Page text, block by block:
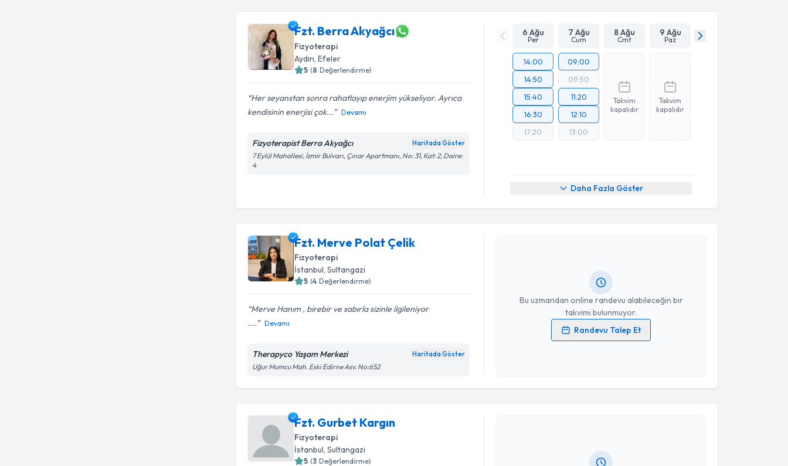
Fzt. Berra Akyağcı
Fizyoterapi
Aydın ,Efeler
5 (8 Değerlendirme)
Her seyanstan sonra rahatlayıp enerjim yükseliyor. Ayrıca
kendisinin enerjisi çok...
Devamı
Fizyoterapist Berra Akyağcı Haritada Göster
7 Eylül Mahallesi, İzmir Bulvarı, Çınar Apartmanı, No: 31, Kat: 2, Daire:
4
6 Ağu
Per
7 Ağu
Cum
8 Ağu
Cmt
9 Ağu
Paz
14:00
14:50
15:40
16:30
17:20
09:00
09:50
11:20
12:10
13:00
Takvim
kapalıdır
Takvim
kapalıdır
Daha Fazla Göster
Fzt. Merve Polat Çelik
Fizyoterapi
İstanbul,Sultangazi
5 (4 Değerlendirme)
Merve Hanım , birebir ve sabırla sizinle ilgileniyor
....
Devamı
Therapyco Yaşam Merkezi Haritada Göster
Uğur Mumcu Mah. Eski Edirne Asv. No:652
Bu uzmandan online randevu alabileceğin bir
takvimi bulunmuyor.
Randevu Talep Et
Randevu Takvimi Talebi
Fzt. Merve Polat Çelik
Kişisel verilerimin işlenmesine ilişkinAydınlatma Metni
Takvim Talebini Gönder
Fzt. Gurbet Kargın
Fizyoterapi
İstanbul,Sultangazi
5 (3 Değerlendirme)
Randevu Takvimi Talebi
Fzt. Gurbet Kargın